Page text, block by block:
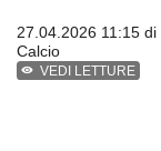
27.04.2026 11:15 di
Calcio
VEDI LETTURE